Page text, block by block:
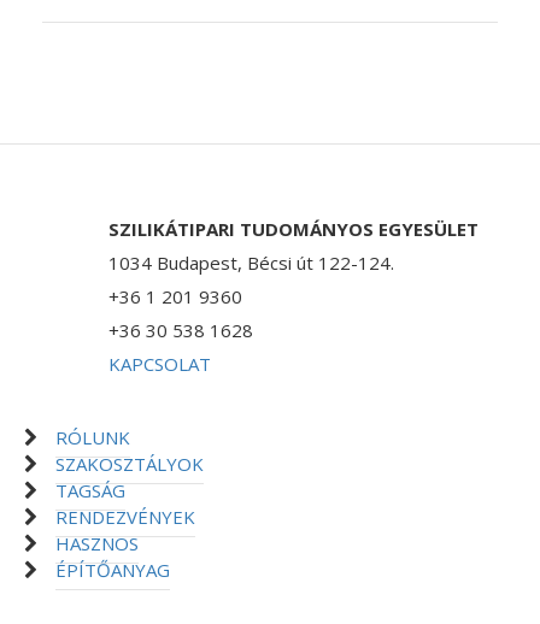
SZILIKÁTIPARI TUDOMÁNYOS EGYESÜLET
1034 Budapest, Bécsi út 122-124.
+36 1 201 9360
+36 30 538 1628
KAPCSOLAT
RÓLUNK
SZAKOSZTÁLYOK
TAGSÁG
RENDEZVÉNYEK
HASZNOS
ÉPÍTŐANYAG